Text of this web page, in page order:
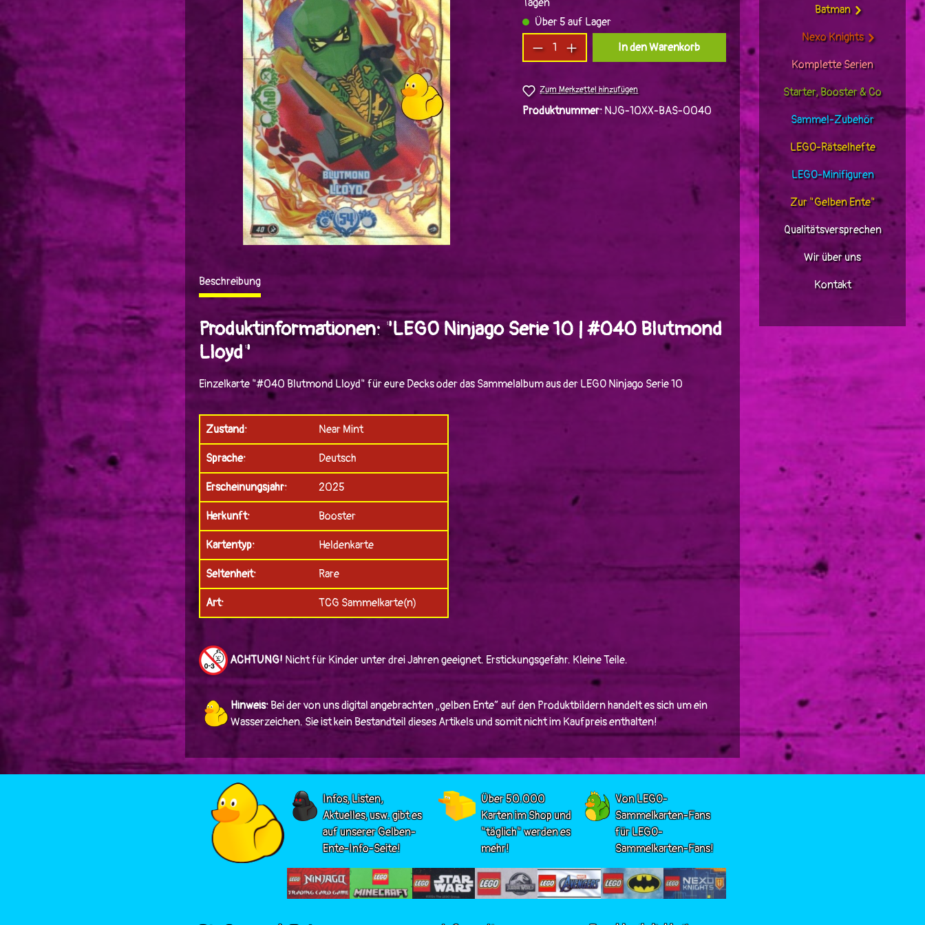
Batman
Nexo Knights
Komplette Serien
Starter, Booster & Co
Sammel-Zubehör
LEGO-Rätselhefte
LEGO-Minifiguren
Zur "Gelben Ente"
Qualitätsversprechen
Wir über uns
Kontakt
Tagen
Über 5 auf Lager
Produkt Anzahl: Gib den gewünschten Wert ein oder
In den Warenkorb
Zum Merkzettel hinzufügen
Produktnummer: NJG-10XX-BAS-0040
Beschreibung
Produktinformationen: "LEGO Ninjago Serie 10 | #040 Blutmond
Lloyd"
Einzelkarte "#040 Blutmond Lloyd" für eure Decks oder das Sammelalbum aus der LEGO Ninjago Serie 10
Zustand: Near Mint
Sprache: Deutsch
Erscheinungsjahr: 2025
Herkunft: Booster
Kartentyp: Heldenkarte
Seltenheit: Rare
Art: TCG Sammelkarte(n)
ACHTUNG! Nicht für Kinder unter drei Jahren geeignet. Erstickungsgefahr. Kleine Teile.
Hinweis: Bei der von uns digital angebrachten „gelben Ente“ auf den Produktbildern handelt es sich um ein
Wasserzeichen. Sie ist kein Bestandteil dieses Artikels und somit nicht im Kaufpreis enthalten!
Infos, Listen,
Aktuelles, usw. gibt es
auf unserer Gelben-
Ente-Info-Seite!
Über 50.000
Karten im Shop und
"täglich" werden es
mehr!
Von LEGO-
Sammelkarten-Fans
für LEGO-
Sammelkarten-Fans!